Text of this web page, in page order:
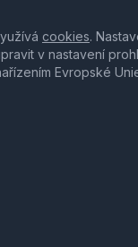
cookies.
v nastavení
Evropské